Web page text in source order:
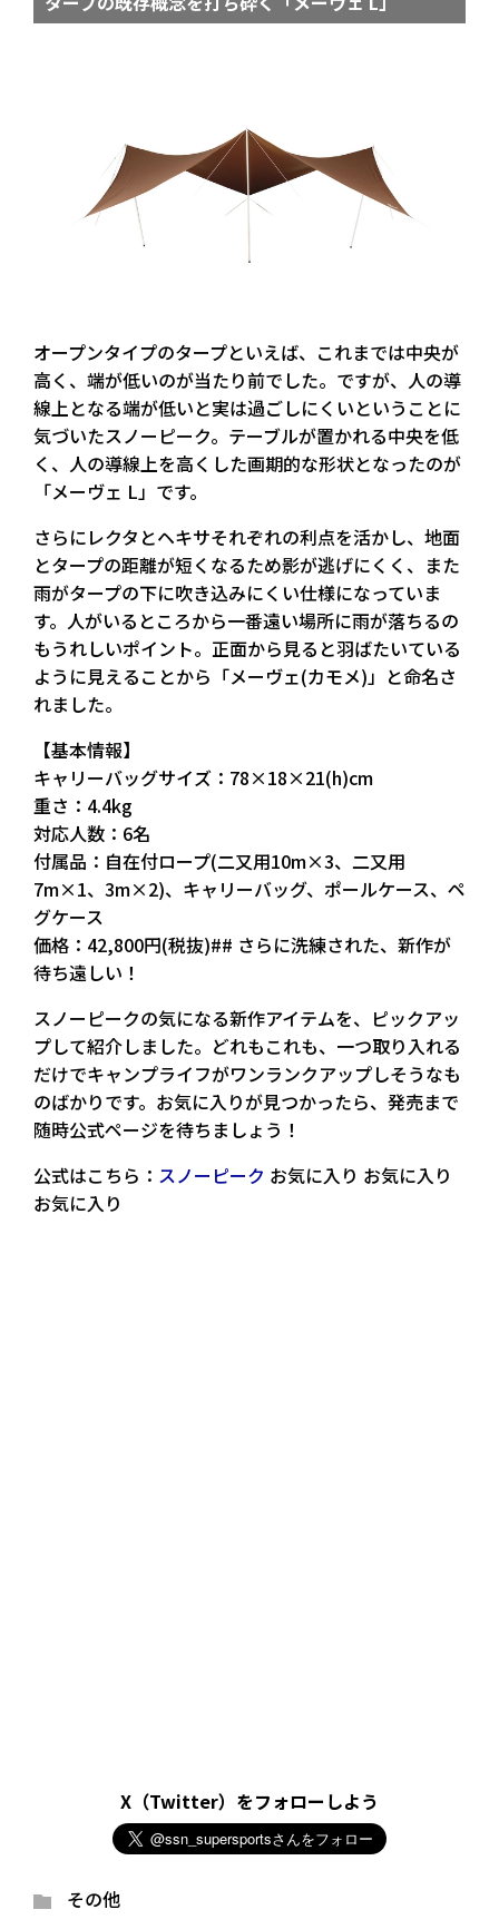
オープンタイプのタープといえば、これまでは中央が
高く、端が低いのが当たり前でした。ですが、人の導
線上となる端が低いと実は過ごしにくいということに
気づいたスノーピーク。テーブルが置かれる中央を低
く、人の導線上を高くした画期的な形状となったのが
「メーヴェ L」です。
さらにレクタとヘキサそれぞれの利点を活かし、地面
とタープの距離が短くなるため影が逃げにくく、また
雨がタープの下に吹き込みにくい仕様になっていま
す。人がいるところから一番遠い場所に雨が落ちるの
もうれしいポイント。正面から見ると羽ばたいている
ように見えることから「メーヴェ(カモメ)」と命名さ
れました。
【基本情報】
キャリーバッグサイズ：78×18×21(h)cm
重さ：4.4kg
対応人数：6名
付属品：自在付ロープ(二又用10m×3、二又用
7m×1、3m×2)、キャリーバッグ、ポールケース、ペ
グケース
価格：42,800円(税抜)## さらに洗練された、新作が
待ち遠しい！
スノーピークの気になる新作アイテムを、ピックアッ
プして紹介しました。どれもこれも、一つ取り入れる
だけでキャンプライフがワンランクアップしそうなも
のばかりです。お気に入りが見つかったら、発売まで
随時公式ページを待ちましょう！
公式はこちら： スノーピーク お気に入り お気に入り
お気に入り
X（Twitter）をフォローしよう
その他